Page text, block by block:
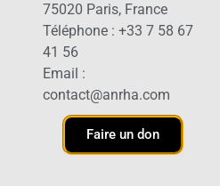
75020 Paris, France
Téléphone : +33 7 58 67
41 56
Email :
contact@anrha.com
Faire un don